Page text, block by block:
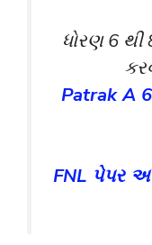
ધોરણ 6 થી
Patrak A
FNL પેપર